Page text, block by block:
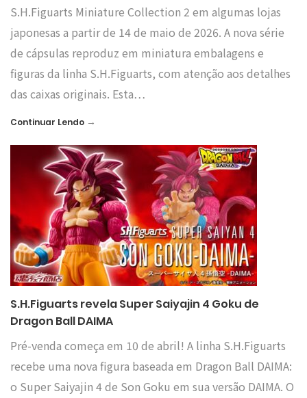
S.H.Figuarts Miniature Collection 2 em algumas lojas
japonesas a partir de 14 de maio de 2026. A nova série
de cápsulas reproduz em miniatura embalagens e
figuras da linha S.H.Figuarts, com atenção aos detalhes
das caixas originais. Esta…
Continuar Lendo →
S.H.Figuarts revela Super Saiyajin 4 Goku de
Dragon Ball DAIMA
Pré-venda começa em 10 de abril! A linha S.H.Figuarts
recebe uma nova figura baseada em Dragon Ball DAIMA:
o Super Saiyajin 4 de Son Goku em sua versão DAIMA. O